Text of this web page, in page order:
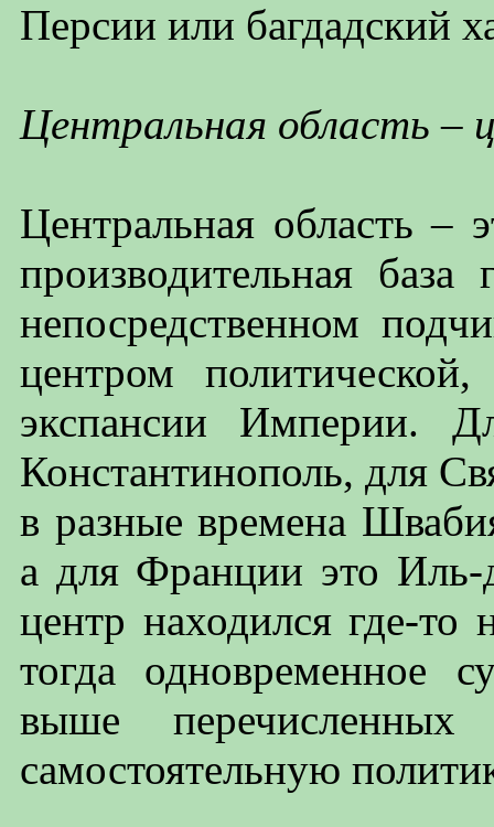
Персии или багдадский
Центральная область –
Центральная область –
производительная база
непосредственном
центром
экспансии Империи.
Константинополь, для
в разные времена
а для Франции это
центр находился где-
тогда одновременное
выше
самостоятельную